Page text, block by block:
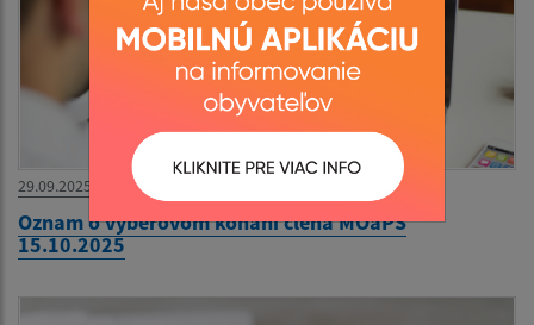
29.09.2025
Oznam o výberovom konaní člena MOaPS
15.10.2025